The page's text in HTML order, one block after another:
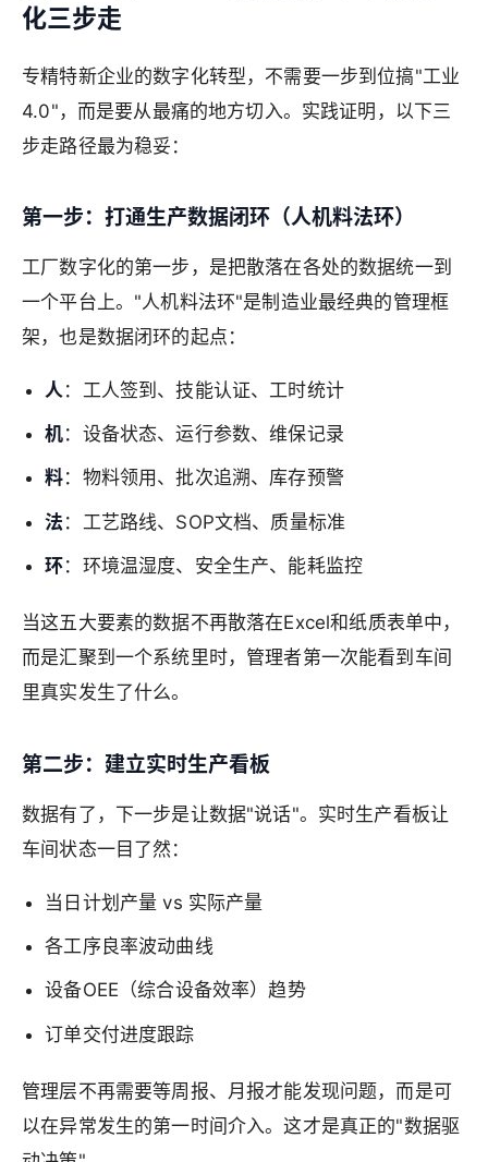
化三步走
专精特新企业的数字化转型，不需要一步到位搞"工业
4.0"，而是要从最痛的地方切入。实践证明，以下三
步走路径最为稳妥：
第一步：打通生产数据闭环（人机料法环）
工厂数字化的第一步，是把散落在各处的数据统一到
一个平台上。"人机料法环"是制造业最经典的管理框
架，也是数据闭环的起点：
人 ：工人签到、技能认证、工时统计
机：设备状态、运行参数、维保记录
料：物料领用、批次追溯、库存预警
法 ：工艺路线、SOP文档、质量标准
环：环境温湿度、安全生产、能耗监控
当这五大要素的数据不再散落在Excel和纸质表单中，
而是汇聚到一个系统里时，管理者第一次能看到车间
里真实发生了什么。
第二步：建立实时生产看板
数据有了，下一步是让数据"说话"。实时生产看板让
车间状态一目了然：
当日计划产量 vs 实际产量
各工序良率波动曲线
设备OEE（综合设备效率）趋势
订单交付进度跟踪
管理层不再需要等周报、月报才能发现问题，而是可
以在异常发生的第一时间介入。这才是真正的"数据驱